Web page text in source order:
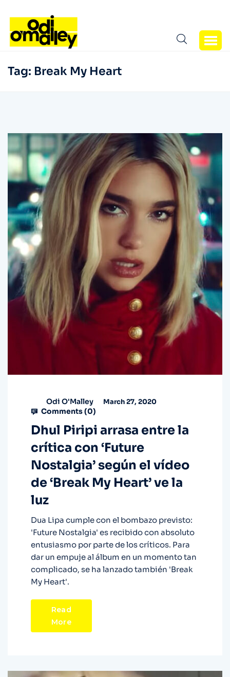
Tag: Break My Heart
Odi O'Malley March 27, 2020
Comments (0)
Dhul Piripi arrasa entre la
crítica con ‘Future
Nostalgia’ según el vídeo
de ‘Break My Heart’ ve la
luz
Dua Lipa cumple con el bombazo previsto:
'Future Nostalgia' es recibido con absoluto
entusiasmo por parte de los críticos. Para
dar un empuje al álbum en un momento tan
complicado, se ha lanzado también 'Break
My Heart'.
Read
More